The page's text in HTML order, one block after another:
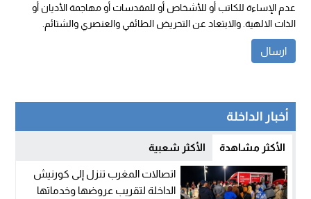
عدم الإساءة للكاتب أو للأشخاص أو للمقدسات أو مهاجمة الأديان أو
الذات الالهية. والابتعاد عن التحريض الطائفي والعنصري والشتائم.
أخبار الداخلة
الأكثر مشاهدة الأكثر شعبية
اتصالات المغرب تنزل إلى كورنيش
الداخلة لتقريب عروضها وخدماتها